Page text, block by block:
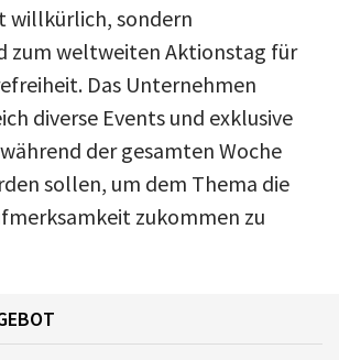
willkürlich, sondern
zum weltweiten Aktionstag für
Das Unternehmen
diverse Events und exklusive
der gesamten Woche
sollen, um dem Thema die
zukommen zu